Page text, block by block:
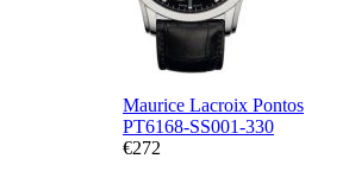
Maurice Lacroix Pontos
PT6168-SS001-330
€272